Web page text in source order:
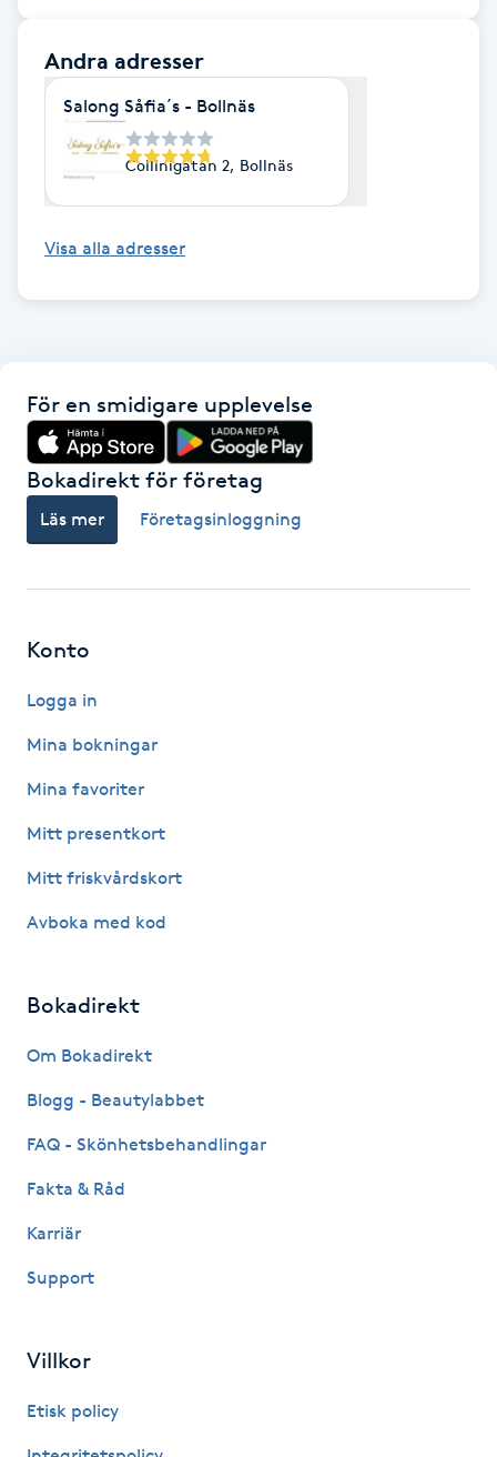
Gua Sha-massage
Hatha Yoga
Herrklippning
Hollywood Peel
Hot Stone Massage
Hot yoga
Huduppstramning
Hyaluronsyra
Hyperhidros
Hårförlängning
Hälsprickor
Idrottsmassage
Andra adresser
Salong Såfia´s - Bollnäs
Collinigatan 2, Bollnäs
Visa alla adresser
För en smidigare upplevelse
Bokadirekt för företag
Läs mer Företagsinloggning
Konto
Logga in
Mina bokningar
Mina favoriter
Mitt presentkort
Mitt friskvårdskort
Avboka med kod
Bokadirekt
Om Bokadirekt
Blogg - Beautylabbet
FAQ - Skönhetsbehandlingar
Fakta & Råd
Karriär
Support
Villkor
Etisk policy